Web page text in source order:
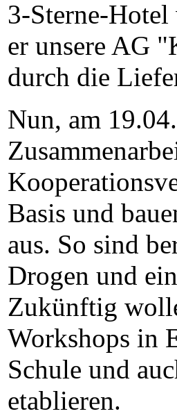
3-Sterne-
er unsere AG
durch die
Nun, am
Basis und
aus. So sind
Drogen und
Zukünftig
Workshops in
Schule und
etablieren.